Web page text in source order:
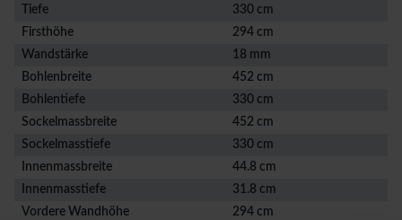
Tiefe
330 cm
Firsthöhe
294 cm
Wandstärke
18 mm
Bohlenbreite
452 cm
Bohlentiefe
330 cm
Sockelmassbreite
452 cm
Sockelmasstiefe
330 cm
Innenmassbreite
44.8 cm
Innenmasstiefe
31.8 cm
Vordere Wandhöhe
294 cm